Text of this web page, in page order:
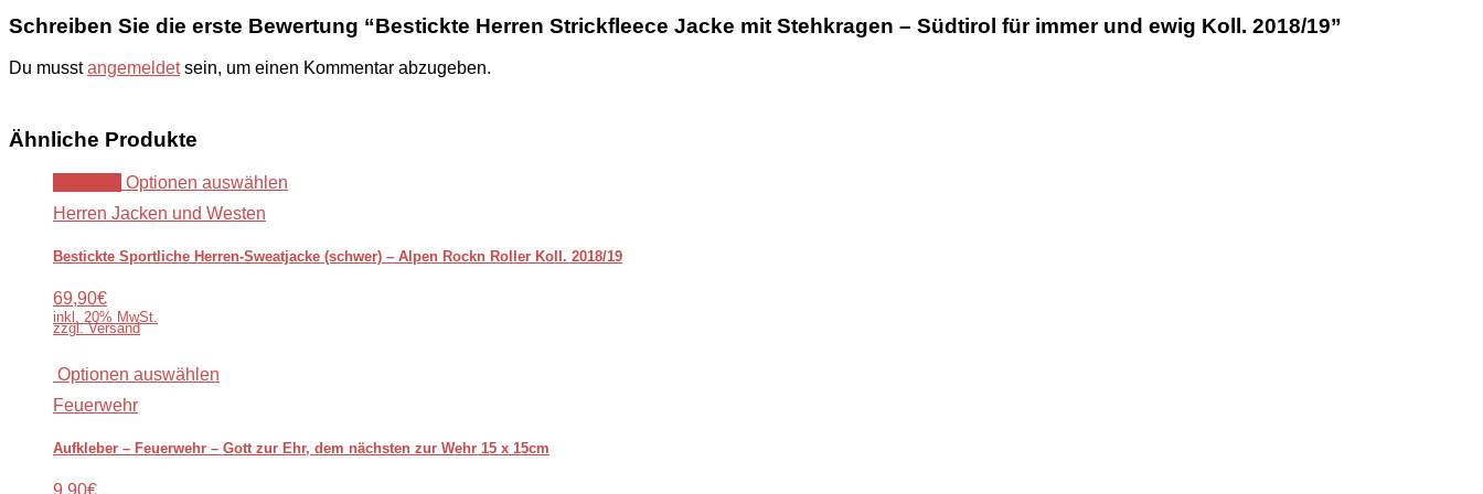
Schreiben Sie die erste Bewertung “Bestickte Herren Strickfleece Jacke mit Stehkragen – Südtirol für immer und ewig Koll. 2018/19”
Du musstangemeldetsein, um einen Kommentar abzugeben.
Ähnliche Produkte
Optionen auswählen
Herren Jacken und Westen
Bestickte Sportliche Herren-Sweatjacke (schwer) – Alpen Rockn Roller Koll. 2018/19
69,90€
inkl. 20% MwSt.
zzgl. Versand
Optionen auswählen
Feuerwehr
Aufkleber – Feuerwehr – Gott zur Ehr, dem nächsten zur Wehr 15 x 15cm